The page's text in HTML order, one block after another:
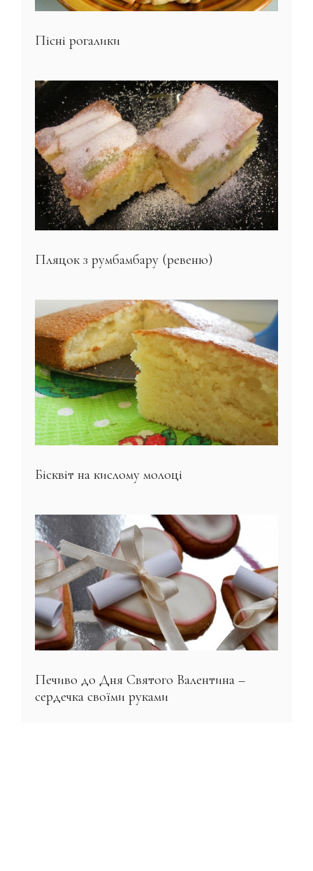
Пісні рогалики
Пляцок з румбамбару (ревеню)
Бісквіт на кислому молоці
Печиво до Дня Святого Валентина –
сердечка своїми руками